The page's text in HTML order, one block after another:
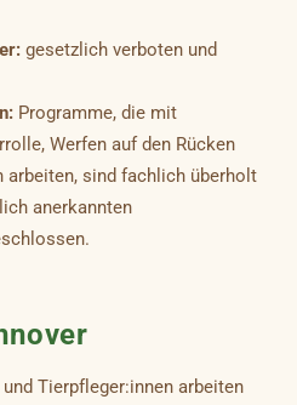
gesetzlich verboten und
Programme, die mit
Werfen auf den Rücken
arbeiten, sind fachlich überholt
anerkannten
Tierpfleger:innen arbeiten